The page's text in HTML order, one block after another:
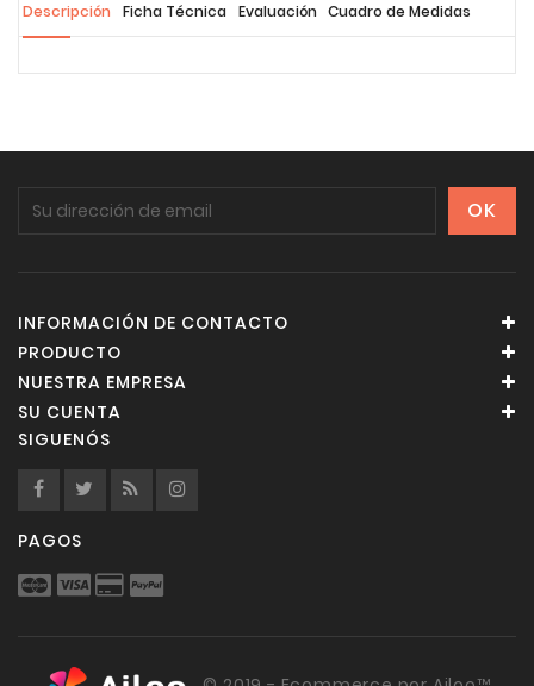
Descripción Ficha Técnica Evaluación Cuadro de Medidas
INFORMACIÓN DE CONTACTO
PRODUCTO
NUESTRA EMPRESA
SU CUENTA
SIGUENÓS
PAGOS